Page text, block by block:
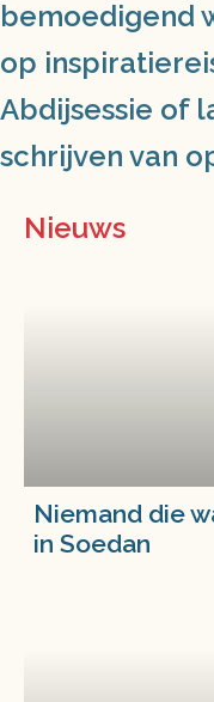
bemoedigend
op
Abdijsessie of
schrijven van
Nieuws
Niemand die
in Soedan